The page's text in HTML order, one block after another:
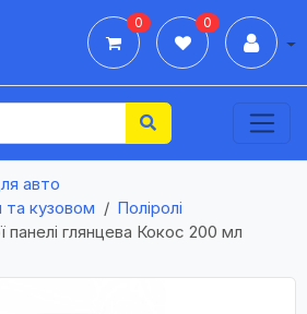
0 0
авто
кузовом
Поліролі
панелі глянцева Кокос 200 мл